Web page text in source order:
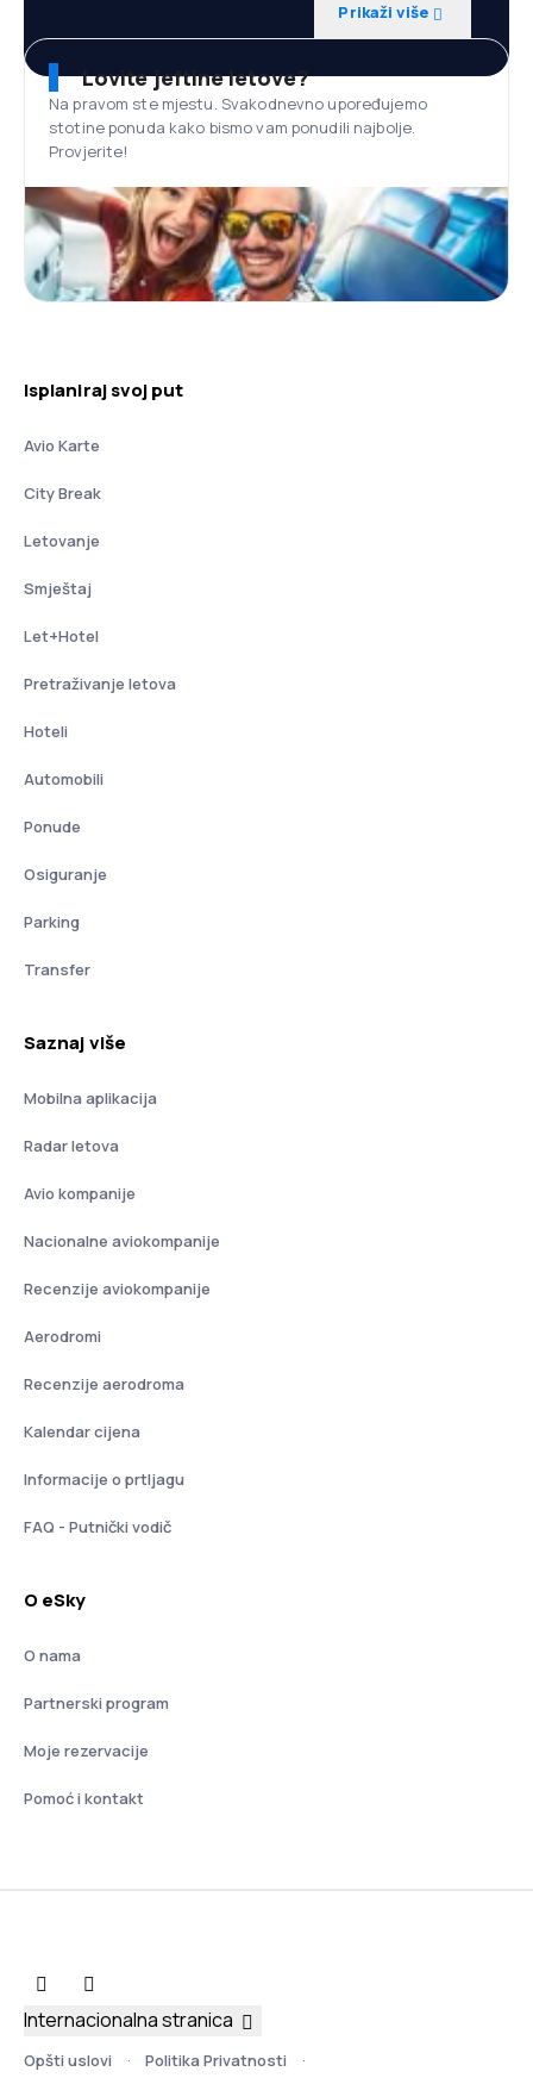
Prikaži više
Lovite jeftine letove?
Na pravom ste mjestu. Svakodnevno upoređujemo
stotine ponuda kako bismo vam ponudili najbolje.
Provjerite!
Isplaniraj svoj put
Avio Karte
City Break
Letovanje
Smještaj
Let+Hotel
Pretraživanje letova
Hoteli
Automobili
Ponude
Osiguranje
Parking
Transfer
Saznaj više
Mobilna aplikacija
Radar letova
Avio kompanije
Nacionalne aviokompanije
Recenzije aviokompanije
Aerodromi
Recenzije aerodroma
Kalendar cijena
Informacije o prtljagu
FAQ - Putnički vodič
O eSky
O nama
Partnerski program
Moje rezervacije
Pomoć i kontakt
Opšti uslovi Politika Privatnosti
Internacionalna stranica